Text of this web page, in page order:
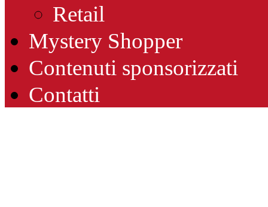
Retail
Mystery Shopper
Contenuti sponsorizzati
Contatti